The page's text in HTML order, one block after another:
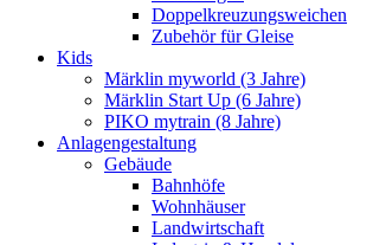
Doppelkreuzungsweichen
Zubehör für Gleise
Kids
Märklin myworld (3 Jahre)
Märklin Start Up (6 Jahre)
PIKO mytrain (8 Jahre)
Anlagengestaltung
Gebäude
Bahnhöfe
Wohnhäuser
Landwirtschaft